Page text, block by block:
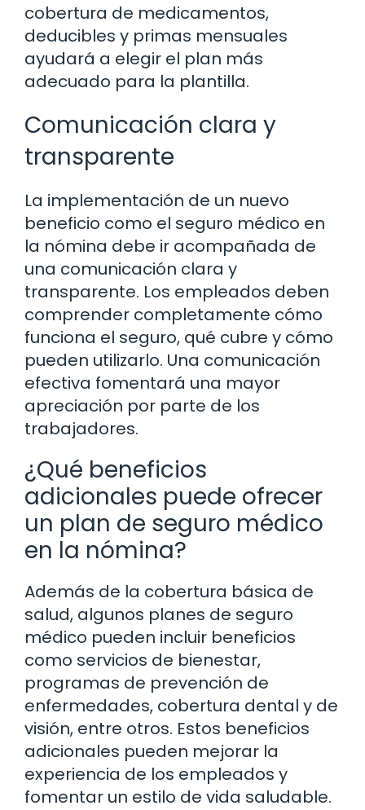
cobertura de medicamentos,
deducibles y primas mensuales
ayudará a elegir el plan más
adecuado para la plantilla.
Comunicación clara y
transparente
La implementación de un nuevo
beneficio como el seguro médico en
la nómina debe ir acompañada de
una comunicación clara y
transparente. Los empleados deben
comprender completamente cómo
funciona el seguro, qué cubre y cómo
pueden utilizarlo. Una comunicación
efectiva fomentará una mayor
apreciación por parte de los
trabajadores.
¿Qué beneficios
adicionales puede ofrecer
un plan de seguro médico
en la nómina?
Además de la cobertura básica de
salud, algunos planes de seguro
médico pueden incluir beneficios
como servicios de bienestar,
programas de prevención de
enfermedades, cobertura dental y de
visión, entre otros. Estos beneficios
adicionales pueden mejorar la
experiencia de los empleados y
fomentar un estilo de vida saludable.